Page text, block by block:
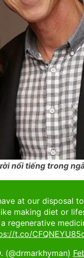
nổi tiếng trong
at our disposal
making diet or
regenerative
t.co/
(@drmarkhyman)